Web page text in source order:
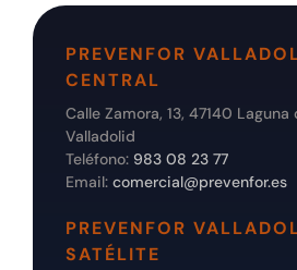
PREVENFOR
CENTRAL
Calle Zamora, 13, 47140 Laguna
Valladolid
Teléfono: 983 08 23 77
Email: comercial@prevenfor.es
PREVENFOR
SATÉLITE